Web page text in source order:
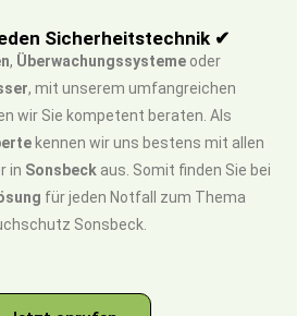
Sicherheitstechnik ✔
, Überwachungssystemeoder
, mit unserem umfangreichen
wir Sie kompetent beraten. Als
kennen wir uns bestens mit allen
in Sonsbeckaus. Somit finden Sie bei
für jeden Notfall zum Thema
Sonsbeck.